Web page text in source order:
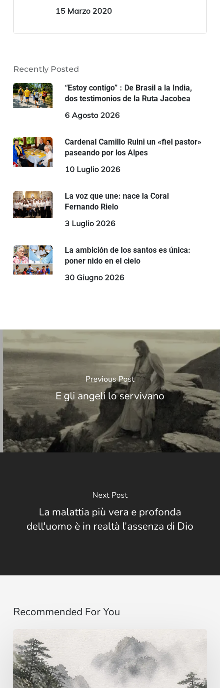
15 Marzo 2020
Recently Posted
“Estoy contigo” : De Brasil a la India,
dos testimonios de la Ruta Jacobea
6 Agosto 2026
Cardenal Camillo Ruini un «fiel pastor»
paseando por los Alpes
10 Luglio 2026
La voz que une: nace la Coral
Fernando Rielo
3 Luglio 2026
La ambición de los santos es única:
poner nido en el cielo
30 Giugno 2026
Previous Post
E gli angeli lo servivano
Next Post
La malattia più vera e profonda
dell'uomo è in realtà l'assenza di Dio
Recommended For You
Immaginare
…
al
di